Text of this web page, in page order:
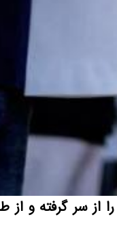
سر گرفته و از